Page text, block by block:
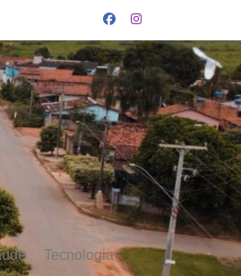
Tecnologia